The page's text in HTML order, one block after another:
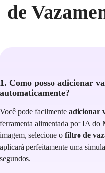
de
1. Como posso adicionar
automaticamente?
Você pode facilmente adicionar
ferramenta alimentada por IA do
imagem, selecione o filtro de
aplicará perfeitamente uma
segundos.